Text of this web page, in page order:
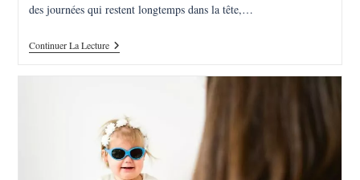
des journées qui restent longtemps dans la tête,…
Continuer La LectureLove
Is
Américain